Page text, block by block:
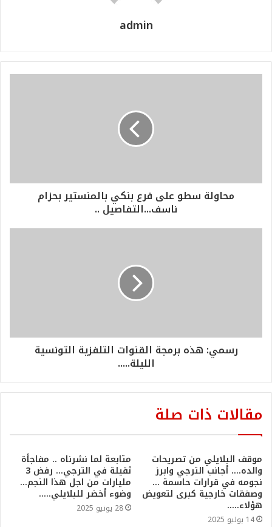
admin
محاولة سطو على فرع بنكي بالمنستير بحزام
ناسف...التفاصيل ..
رسمي: هذه برمجة القنوات التلفزية التونسية
الليلة.....
مقالات ذات صلة
موقف البلايلي من تصريحات
والده…. أجانب الترجي وابرز
نجومه في قرارات حاسمة …
وصفقات خارجية كبرى لتعويض
هؤلاء…..
14 يوليو 2025
متابعة لما نشرناه .. مفاجأة
ثقيلة في الترجي… رفض 3
مليارات من اجل هذا النجم…
وضوء أخضر للبلايلي…..
28 يونيو 2025